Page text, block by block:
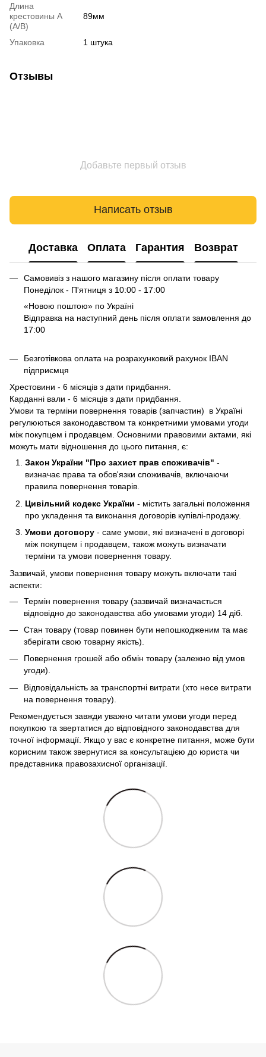
Длина
крестовины A
(A/B)
89мм
Упаковка 1 штука
Отзывы
Добавьте первый отзыв
Написать отзыв
Доставка Оплата Гарантия Возврат
Самовивіз з нашого магазину після оплати товару
Понеділок - П'ятниця з 10:00 - 17:00
«Новою поштою» по Україні
Відправка на наступний день після оплати замовлення до
17:00
Безготівкова оплата на розрахунковий рахунок IBAN
підприємця
Хрестовини - 6 місяців з дати придбання.
Карданні вали - 6 місяців з дати придбання.
Умови та терміни повернення товарів (запчастин) в Україні
регулюються законодавством та конкретними умовами угоди
між покупцем і продавцем. Основними правовими актами, які
можуть мати відношення до цього питання, є:
Закон України "Про захист прав споживачів" -
визначає права та обов'язки споживачів, включаючи
правила повернення товарів.
Цивільний кодекс України - містить загальні положення
про укладення та виконання договорів купівлі-продажу.
Умови договору - саме умови, які визначені в договорі
між покупцем і продавцем, також можуть визначати
терміни та умови повернення товару.
Зазвичай, умови повернення товару можуть включати такі
аспекти:
Термін повернення товару (зазвичай визначається
відповідно до законодавства або умовами угоди) 14 діб.
Стан товару (товар повинен бути непошкодженим та має
зберігати свою товарну якість).
Повернення грошей або обмін товару (залежно від умов
угоди).
Відповідальність за транспортні витрати (хто несе витрати
на повернення товару).
Рекомендується завжди уважно читати умови угоди перед
покупкою та звертатися до відповідного законодавства для
точної інформації. Якщо у вас є конкретне питання, може бути
корисним також звернутися за консультацією до юриста чи
представника правозахисної організації.